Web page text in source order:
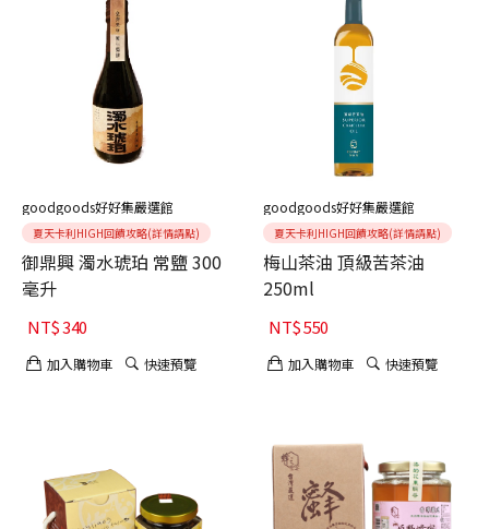
goodgoods好好集嚴選館
夏天卡利HIGH回饋攻略(詳情請點)
御鼎興 濁水琥珀 常鹽 300
毫升
NT$340
加入購物車 快速預覽
goodgoods好好集嚴選館
夏天卡利HIGH回饋攻略(詳情請點)
梅山茶油 頂級苦茶油
250ml
NT$550
加入購物車 快速預覽